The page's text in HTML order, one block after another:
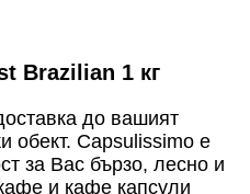
Brazilian 1 кг
до вашият
обект. Capsulissimo е
за Вас бързо, лесно и
и кафе капсули